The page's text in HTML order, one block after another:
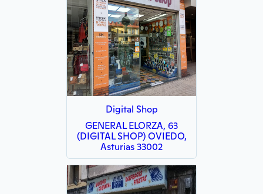
Digital Shop
GENERAL ELORZA, 63
(DIGITAL SHOP) OVIEDO,
Asturias 33002